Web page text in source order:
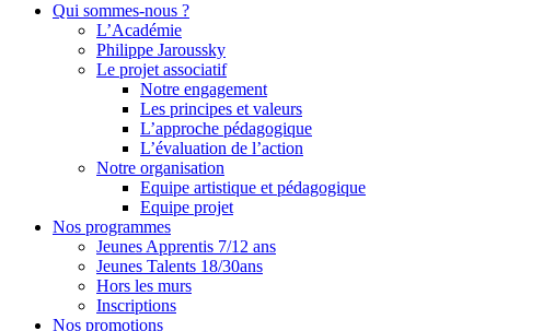
Qui sommes-nous ?
L’Académie
Philippe Jaroussky
Le projet associatif
Notre engagement
Les principes et valeurs
L’approche pédagogique
L’évaluation de l’action
Notre organisation
Equipe artistique et pédagogique
Equipe projet
Nos programmes
Jeunes Apprentis 7/12 ans
Jeunes Talents 18/30ans
Hors les murs
Inscriptions
Nos promotions